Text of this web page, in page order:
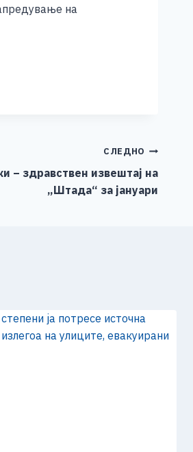
на
СЛЕДНО
– здравствен извештај на
„Штада“ за јануари